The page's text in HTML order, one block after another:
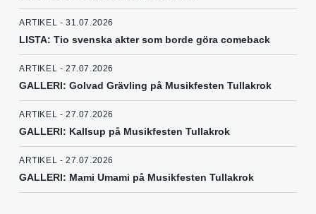
ARTIKEL - 31.07.2026
LISTA: Tio svenska akter som borde göra comeback
ARTIKEL - 27.07.2026
GALLERI: Golvad Grävling på Musikfesten Tullakrok
ARTIKEL - 27.07.2026
GALLERI: Kallsup på Musikfesten Tullakrok
ARTIKEL - 27.07.2026
GALLERI: Mami Umami på Musikfesten Tullakrok